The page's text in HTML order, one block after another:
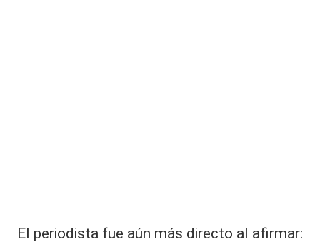
El periodista fue aún más directo al afirmar: